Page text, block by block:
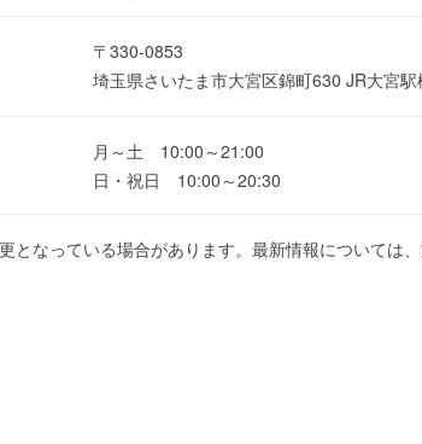
〒330-0853
埼玉県さいたま市大宮区錦町630 JR大宮
月～土 10:00～21:00
日・祝日 10:00～20:30
となっている場合があります。最新情報については